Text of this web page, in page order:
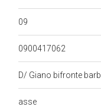
09
0900417062
D/ Giano bifronte
asse